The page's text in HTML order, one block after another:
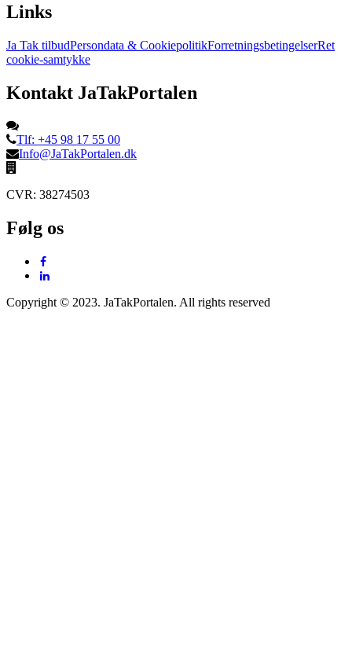
Links
Ja Tak tilbudPersondata & CookiepolitikForretningsbetingelserRet
cookie-samtykke
Kontakt JaTakPortalen
Tlf: +45 98 17 55 00
Info@JaTakPortalen.dk
CVR: 38274503
Følg os
Copyright © 2023. JaTakPortalen. All rights reserved